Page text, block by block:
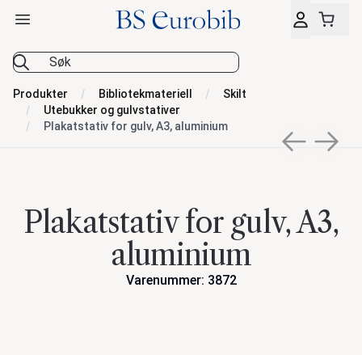
BS Eurobib
Åpne hovedmeny
Produkter Bibliotekmateriell
Skilt
Utebukker og gulvstativer
Plakatstativ for gulv, A3, aluminium
Previous
Next
Plakatstativ for gulv, A3,
aluminium
Varenummer: 3872